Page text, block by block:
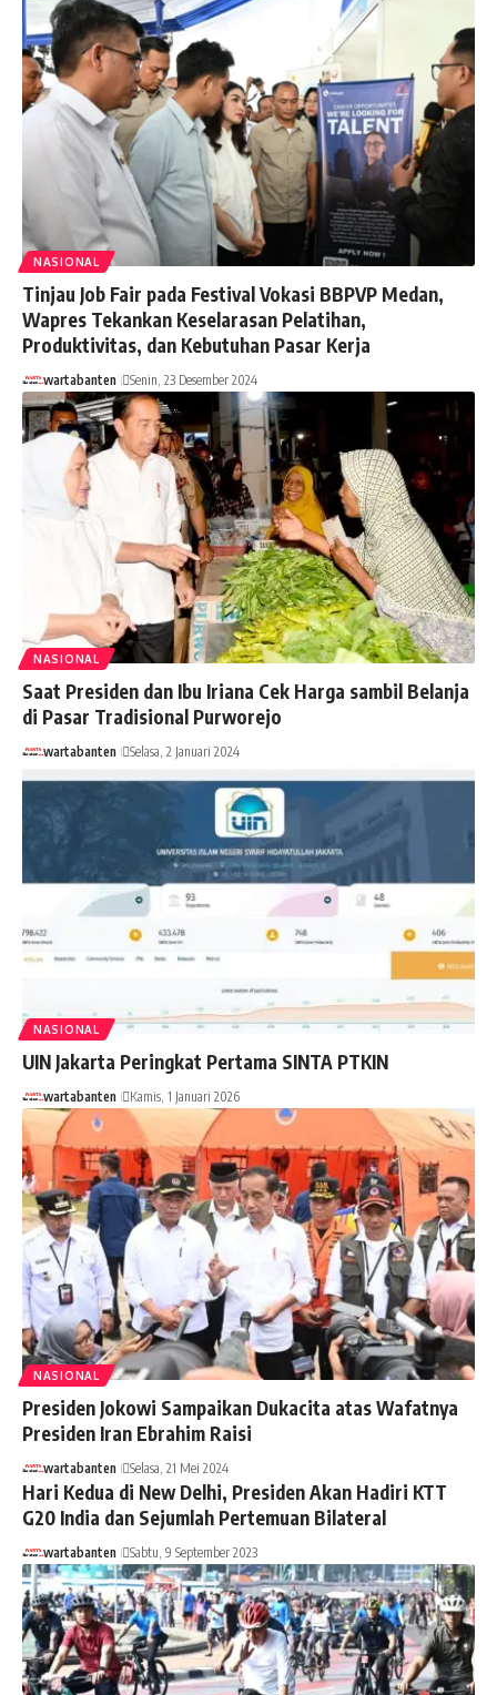
NASIONAL
Tinjau Job Fair pada Festival Vokasi BBPVP Medan,
Wapres Tekankan Keselarasan Pelatihan,
Produktivitas, dan Kebutuhan Pasar Kerja
wartabanten Senin, 23 Desember 2024
NASIONAL
Saat Presiden dan Ibu Iriana Cek Harga sambil Belanja
di Pasar Tradisional Purworejo
wartabanten Selasa, 2 Januari 2024
NASIONAL
UIN Jakarta Peringkat Pertama SINTA PTKIN
wartabanten Kamis, 1 Januari 2026
NASIONAL
Presiden Jokowi Sampaikan Dukacita atas Wafatnya
Presiden Iran Ebrahim Raisi
wartabanten Selasa, 21 Mei 2024
Hari Kedua di New Delhi, Presiden Akan Hadiri KTT
G20 India dan Sejumlah Pertemuan Bilateral
wartabanten Sabtu, 9 September 2023